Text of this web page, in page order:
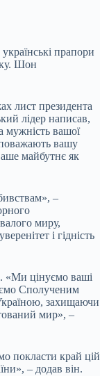
прапори
Шон
лист президента
лідер написав,
мужність вашої
вашу
майбутнє як
–
миру,
і гідність
«Ми цінуємо ваші
Сполученим
захищаючи
мир», –
покласти край цій
– додав він.